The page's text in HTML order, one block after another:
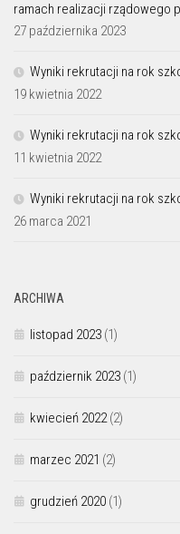
ramach realizacji rządowego
27 października 2023
Wyniki rekrutacji na rok
19 kwietnia 2022
Wyniki rekrutacji na rok
11 kwietnia 2022
Wyniki rekrutacji na rok
26 marca 2021
ARCHIWA
listopad 2023 (1)
październik 2023 (1)
kwiecień 2022(2)
marzec 2021 (2)
grudzień 2020 (1)